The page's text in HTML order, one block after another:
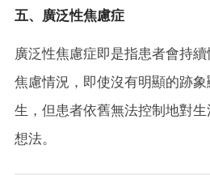
五、廣泛性焦慮症
廣泛性焦慮症即是指患者會持
焦慮情況，即使沒有明顯的跡
生，但患者依舊無法控制地對
想法。